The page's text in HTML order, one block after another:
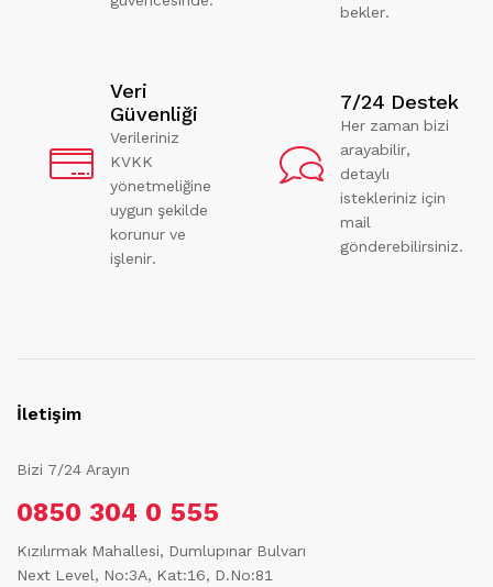
bekler.
Veri
Güvenliği
Verileriniz
KVKK
yönetmeliğine
uygun şekilde
korunur ve
işlenir.
7/24 Destek
Her zaman bizi
arayabilir,
detaylı
istekleriniz için
mail
gönderebilirsiniz.
İletişim
Bizi 7/24 Arayın
0850 304 0 555
Kızılırmak Mahallesi, Dumlupınar Bulvarı
Next Level, No:3A, Kat:16, D.No:81